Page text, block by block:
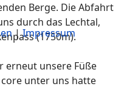
Berge. Die Abfahrt
durch das Lechtal,
(1750m).
erneut unsere Füße
unter uns hatte
|Impressum